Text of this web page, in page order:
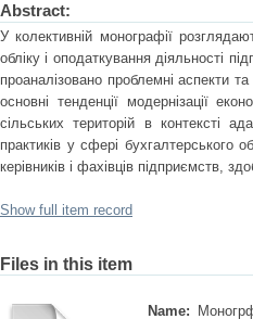
Abstract:
У колективній монографії
обліку і оподаткування діяльності
проаналізовано проблемні аспекти
основні тенденції модернізації
сільських територій в контексті
практиків у сфері бухгалтерського
керівників і фахівців підприємств,
Show full item record
Files in this item
Name: